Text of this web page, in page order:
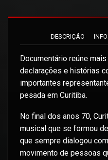
DESCRIÇÃO
Documentário reúne
declarações e histórias
importantes
pesada em Curitiba.
No final dos anos 70,
musical que se formou
que sempre dialogou
movimento de pessoas